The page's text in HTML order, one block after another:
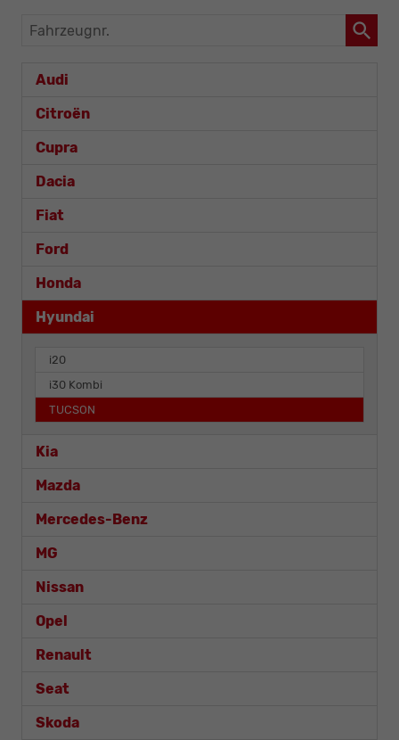
Fahrzeugnr.
Audi
Citroën
Cupra
Dacia
Fiat
Ford
Honda
Hyundai
i20
i30 Kombi
TUCSON
Kia
Mazda
Mercedes-Benz
MG
Nissan
Opel
Renault
Seat
Skoda